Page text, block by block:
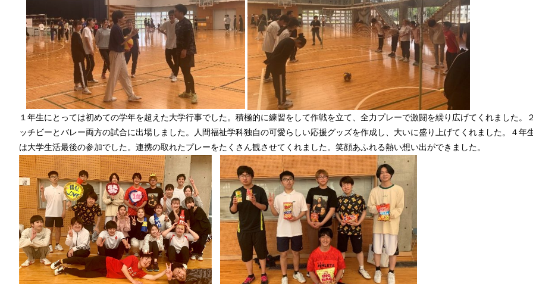
１年生にとっては初めての学年を超えた大学行事でした。積極的に練習をして作戦を立て、全力プレーで激闘を繰り広げてくれました。
ッチビーとバレー両方の試合に出場しました。人間福祉学科独自の可愛らしい応援グッズを作成し、大いに盛り上げてくれました。４年
は大学生活最後の参加でした。連携の取れたプレーをたくさん観させてくれました。笑顔あふれる熱い想い出ができました。